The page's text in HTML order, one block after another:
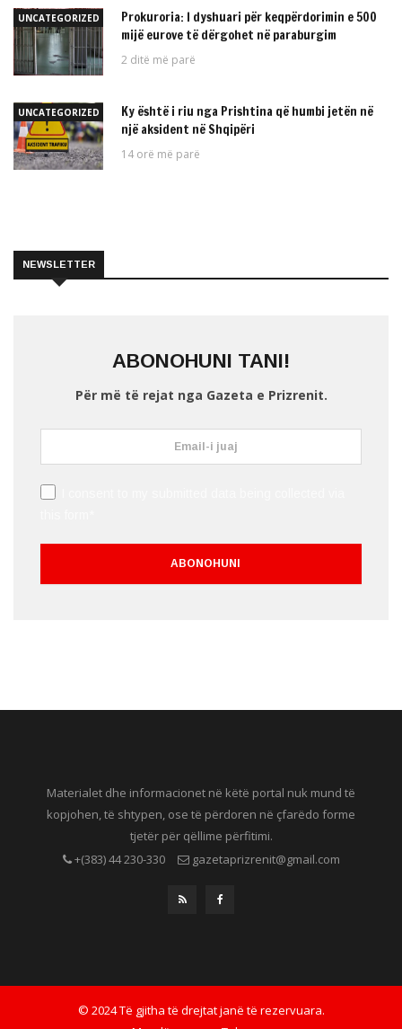
UNCATEGORIZED
Prokuroria: I dyshuari për keqpërdorimin e 500
mijë eurove të dërgohet në paraburgim
2 ditë më parë
UNCATEGORIZED
Ky është i riu nga Prishtina që humbi jetën në
një aksident në Shqipëri
14 orë më parë
NEWSLETTER
ABONOHUNI TANI!
Për më të rejat nga Gazeta e Prizrenit.
Materialet dhe informacionet në këtë portal nuk mund të
kopjohen, të shtypen, ose të përdoren në çfarëdo forme
tjetër për qëllime përfitimi.
+(383) 44 230-330
gazetaprizrenit@gmail.com
© 2024 Të gjitha të drejtat janë të rezervuara.